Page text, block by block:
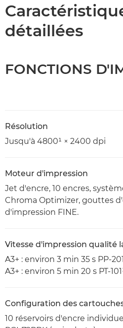
détaillées
FONCTIONS
Résolution
Jusqu'à 4800¹ × 2400 dpi
Moteur d'impression
Jet d'encre, 10 encres,
Chroma Optimizer, gouttes
d'impression FINE.
Vitesse d'impression qualité
A3+ : environ 3 min 35 s PP-
A3+ : environ 5 min 20 s PT-
Configuration des
10 réservoirs d'encre